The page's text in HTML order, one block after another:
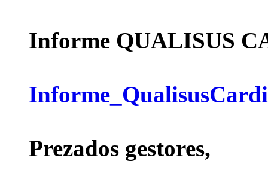
Informe QUALISUS
Prezados gestores,